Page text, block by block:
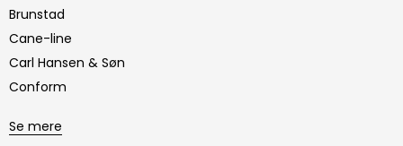
Brunstad
Cane-line
Carl Hansen & Søn
Conform
Se mere